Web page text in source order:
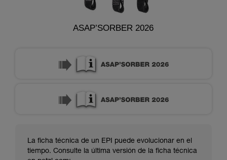
ASAP’SORBER 2026
La ficha técnica de un EPI puede evolucionar en el
tiempo. Consulte la última versión de la ficha técnica